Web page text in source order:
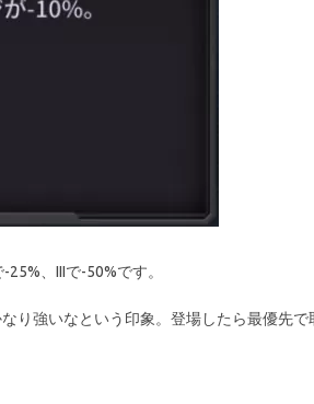
、IIIで-50%です。
り強いなという印象。登場したら最優先